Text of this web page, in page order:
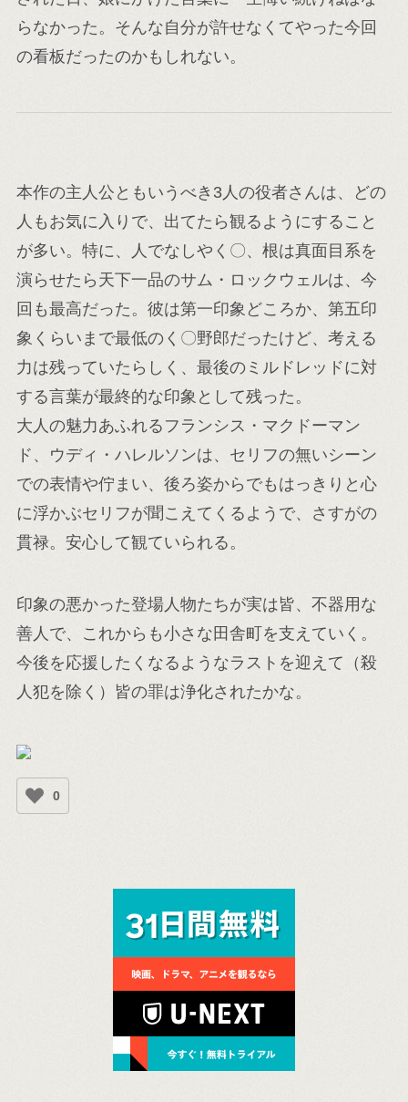
らなかった。そんな自分が許せなくてやった今回
の看板だったのかもしれない。
本作の主人公ともいうべき3人の役者さんは、どの
人もお気に入りで、出てたら観るようにすること
が多い。特に、人でなしやく〇、根は真面目系を
演らせたら天下一品のサム・ロックウェルは、今
回も最高だった。彼は第一印象どころか、第五印
象くらいまで最低のく〇野郎だったけど、考える
力は残っていたらしく、最後のミルドレッドに対
する言葉が最終的な印象として残った。
大人の魅力あふれるフランシス・マクドーマン
ド、ウディ・ハレルソンは、セリフの無いシーン
での表情や佇まい、後ろ姿からでもはっきりと心
に浮かぶセリフが聞こえてくるようで、さすがの
貫禄。安心して観ていられる。
印象の悪かった登場人物たちが実は皆、不器用な
善人で、これからも小さな田舎町を支えていく。
今後を応援したくなるようなラストを迎えて（殺
人犯を除く）皆の罪は浄化されたかな。
0